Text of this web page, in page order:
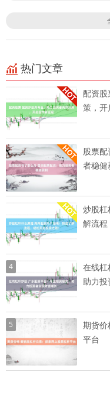
热门文章
配资股
策，开
股票
者稳健
炒股杠
解流程
4
在线杠
助力
5
期货价
平台